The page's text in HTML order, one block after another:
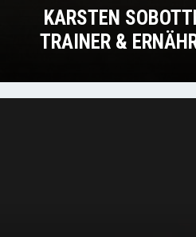
KARSTEN
TRAINER &